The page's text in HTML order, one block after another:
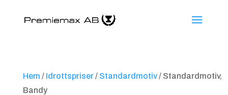
Hem / Idrottspriser/ Standardmotiv/ Standardmotiv,
Bandy